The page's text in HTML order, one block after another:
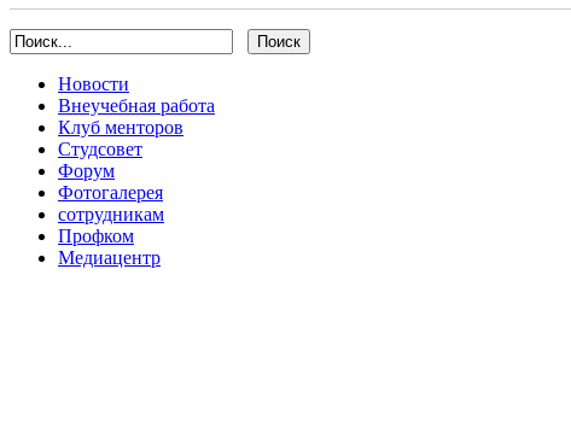
Новости
Внеучебная работа
Клуб менторов
Студсовет
Форум
Фотогалерея
сотрудникам
Профком
Медиацентр